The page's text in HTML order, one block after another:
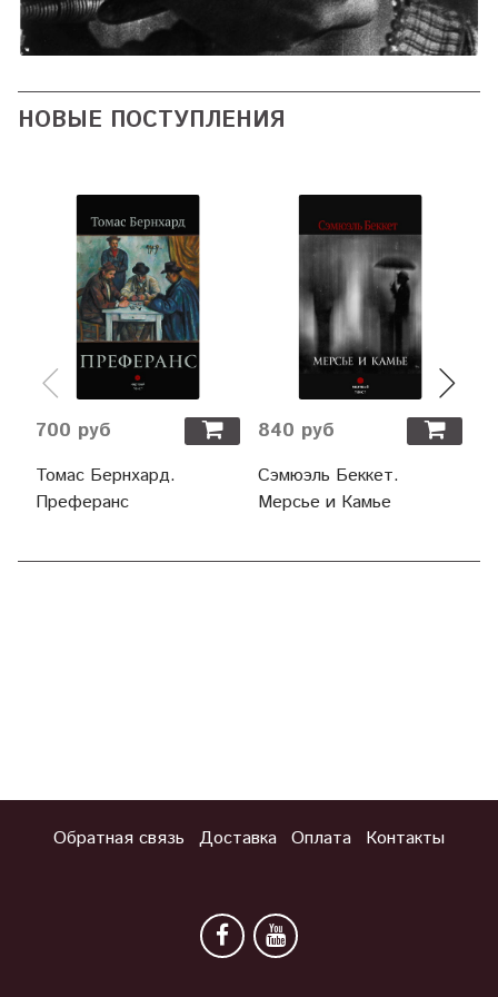
НОВЫЕ ПОСТУПЛЕНИЯ
700 руб
Томас Бернхард.
Преферанс
840 руб
Сэмюэль Беккет.
Мерсье и Камье
Обратная связь Доставка Оплата Контакты